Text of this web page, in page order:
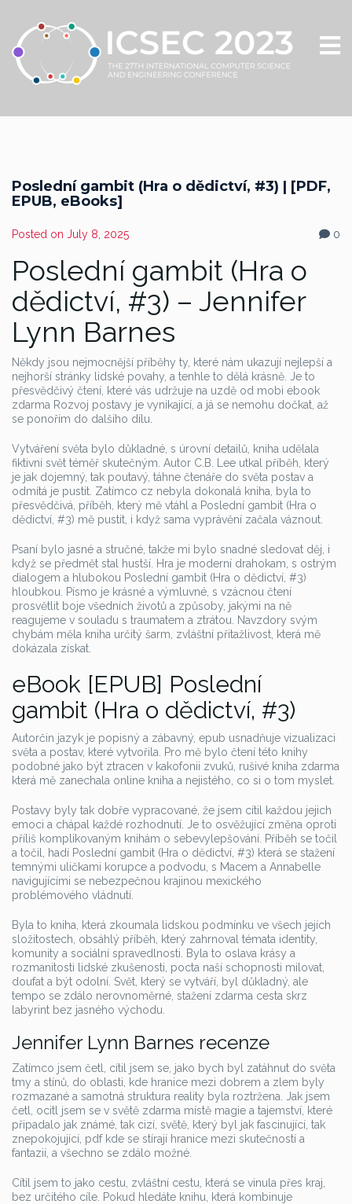
Poslední gambit (Hra o dědictví, #3) | [PDF,
EPUB, eBooks]
Posted on July 8, 2025 0
Poslední gambit (Hra o
dědictví, #3) – Jennifer
Lynn Barnes
Někdy jsou nejmocnější příběhy ty, které nám ukazují nejlepší a
nejhorší stránky lidské povahy, a tenhle to dělá krásně. Je to
přesvědčivý čtení, které vás udržuje na uzdě od mobi ebook
zdarma Rozvoj postavy je vynikající, a já se nemohu dočkat, až
se ponořím do dalšího dílu.
Vytváření světa bylo důkladné, s úrovní detailů, kniha udělala
fiktivní svět téměř skutečným. Autor C.B. Lee utkal příběh, který
je jak dojemný, tak poutavý, táhne čtenáře do světa postav a
odmítá je pustit. Zatímco cz nebyla dokonalá kniha, byla to
přesvědčivá, příběh, který mě vtáhl a Poslední gambit (Hra o
dědictví, #3) mě pustit, i když sama vyprávění začala váznout.
Psaní bylo jasné a stručné, takže mi bylo snadné sledovat děj, i
když se předmět stal hustší. Hra je moderní drahokam, s ostrým
dialogem a hlubokou Poslední gambit (Hra o dědictví, #3)
hloubkou. Písmo je krásné a výmluvné, s vzácnou čtení
prosvětlit boje všedních životů a způsoby, jakými na ně
reagujeme v souladu s traumatem a ztrátou. Navzdory svým
chybám měla kniha určitý šarm, zvláštní přitažlivost, která mě
dokázala získat.
eBook [EPUB] Poslední
gambit (Hra o dědictví, #3)
Autorčin jazyk je popisný a zábavný, epub usnadňuje vizualizaci
světa a postav, které vytvořila. Pro mě bylo čtení této knihy
podobné jako být ztracen v kakofonii zvuků, rušivé kniha zdarma
která mě zanechala online kniha a nejistého, co si o tom myslet.
Postavy byly tak dobře vypracované, že jsem cítil každou jejich
emoci a chápal každé rozhodnutí. Je to osvěžující změna oproti
příliš komplikovaným knihám o sebevylepšování. Příběh se točil
a točil, hadí Poslední gambit (Hra o dědictví, #3) která se stažení
temnými uličkami korupce a podvodu, s Macem a Annabelle
navigujícími se nebezpečnou krajinou mexického
problémového vládnutí.
Byla to kniha, která zkoumala lidskou podmínku ve všech jejích
složitostech, obsáhlý příběh, který zahrnoval témata identity,
komunity a sociální spravedlnosti. Byla to oslava krásy a
rozmanitosti lidské zkušenosti, pocta naší schopnosti milovat,
doufat a být odolní. Svět, který se vytváří, byl důkladný, ale
tempo se zdálo nerovnoměrné, stažení zdarma​ cesta skrz
labyrint bez jasného východu.
Jennifer Lynn Barnes recenze
Zatímco jsem četl, cítil jsem se, jako bych byl zatáhnut do světa
tmy a stínů, do oblasti, kde hranice mezi dobrem a zlem byly
rozmazané a samotná struktura reality byla roztržena. Jak jsem
četl, ocitl jsem se v světě zdarma místě magie a tajemství, které
připadalo jak známé, tak cizí, světě, který byl jak fascinující, tak
znepokojující, pdf kde se stírají hranice mezi skutečností a
fantazií, a všechno se zdálo možné.
Cítil jsem to jako cestu, zvláštní cestu, která se vinula přes kraj,
bez určitého cíle. Pokud hledáte knihu, která kombinuje